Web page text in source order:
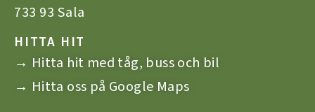
733 93 Sala
HITTA HIT
→ Hitta hit med tåg, buss och bil
→ Hitta oss på Google Maps